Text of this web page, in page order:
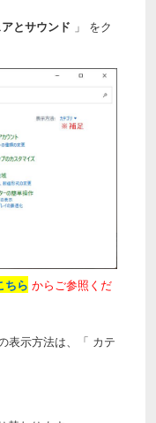
とサウンド 」 をク
ちら からご参照くだ
表示方法は、「 カテ